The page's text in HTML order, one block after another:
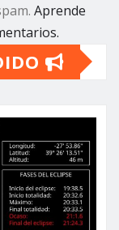
Aprende